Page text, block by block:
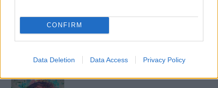
CONFIRM
Data Deletion Data Access Privacy Policy
Recentes